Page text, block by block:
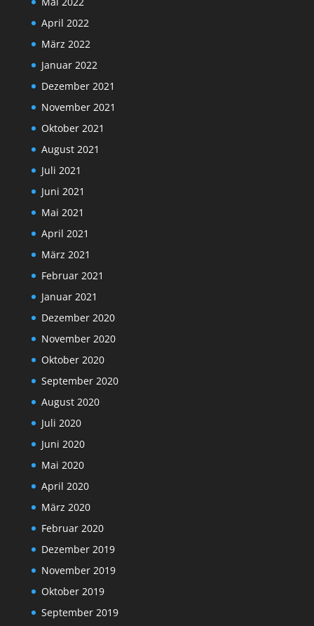
April 2022
März 2022
Januar 2022
Dezember 2021
November 2021
Oktober 2021
August 2021
Juli 2021
Juni 2021
Mai 2021
April 2021
März 2021
Februar 2021
Januar 2021
Dezember 2020
November 2020
Oktober 2020
September 2020
August 2020
Juli 2020
Juni 2020
Mai 2020
April 2020
März 2020
Februar 2020
Dezember 2019
November 2019
Oktober 2019
September 2019